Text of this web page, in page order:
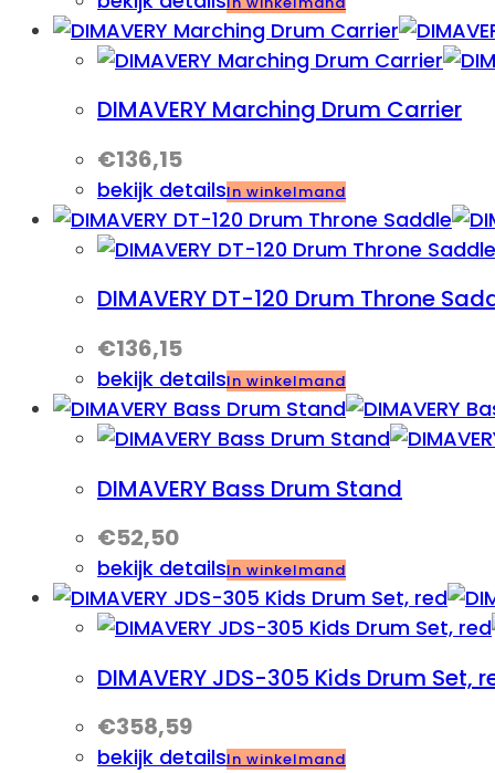
DIMAVERY Marching Drum Carrier
€136,15
bekijk detailsIn winkelmand
DIMAVERY DT-120 Drum Throne
€136,15
bekijk detailsIn winkelmand
DIMAVERY Bass Drum Stand
€52,50
bekijk detailsIn winkelmand
DIMAVERY JDS-305 Kids Drum Set,
€358,59
bekijk detailsIn winkelmand